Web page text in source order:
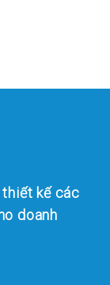
kế các
doanh